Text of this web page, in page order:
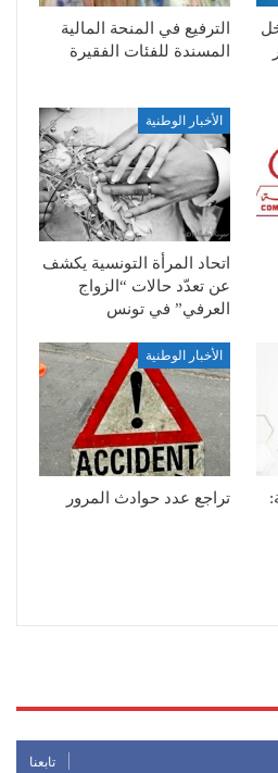
الترفيع في المنحة المالية
المسندة للفئات الفقيرة
الأخبار الوطنية
اتحاد المرأة التونسية يكشف
عن تعدّد حالات “الزواج
العرفي” في تونس
الأخبار الوطنية
تراجع عدد حوادث المرور
تابعنا